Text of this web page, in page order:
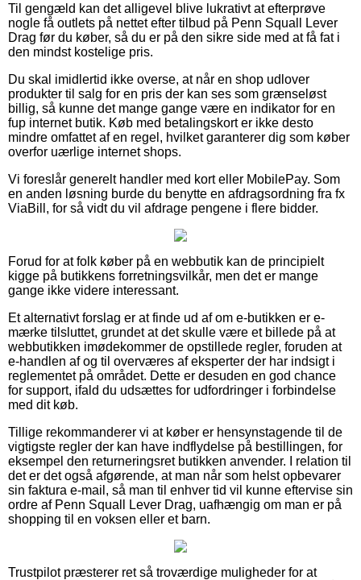
Til gengæld kan det alligevel blive lukrativt at efterprøve
nogle få outlets på nettet efter tilbud på Penn Squall Lever
Drag før du køber, så du er på den sikre side med at få fat i
den mindst kostelige pris.
Du skal imidlertid ikke overse, at når en shop udlover
produkter til salg for en pris der kan ses som grænseløst
billig, så kunne det mange gange være en indikator for en
fup internet butik. Køb med betalingskort er ikke desto
mindre omfattet af en regel, hvilket garanterer dig som køber
overfor uærlige internet shops.
Vi foreslår generelt handler med kort eller MobilePay. Som
en anden løsning burde du benytte en afdragsordning fra fx
ViaBill, for så vidt du vil afdrage pengene i flere bidder.
Forud for at folk køber på en webbutik kan de principielt
kigge på butikkens forretningsvilkår, men det er mange
gange ikke videre interessant.
Et alternativt forslag er at finde ud af om e-butikken er e-
mærke tilsluttet, grundet at det skulle være et billede på at
webbutikken imødekommer de opstillede regler, foruden at
e-handlen af og til overværes af eksperter der har indsigt i
reglementet på området. Dette er desuden en god chance
for support, ifald du udsættes for udfordringer i forbindelse
med dit køb.
Tillige rekommanderer vi at køber er hensynstagende til de
vigtigste regler der kan have indflydelse på bestillingen, for
eksempel den returneringsret butikken anvender. I relation til
det er det også afgørende, at man når som helst opbevarer
sin faktura e-mail, så man til enhver tid vil kunne eftervise sin
ordre af Penn Squall Lever Drag, uafhængig om man er på
shopping til en voksen eller et barn.
Trustpilot præsterer ret så troværdige muligheder for at